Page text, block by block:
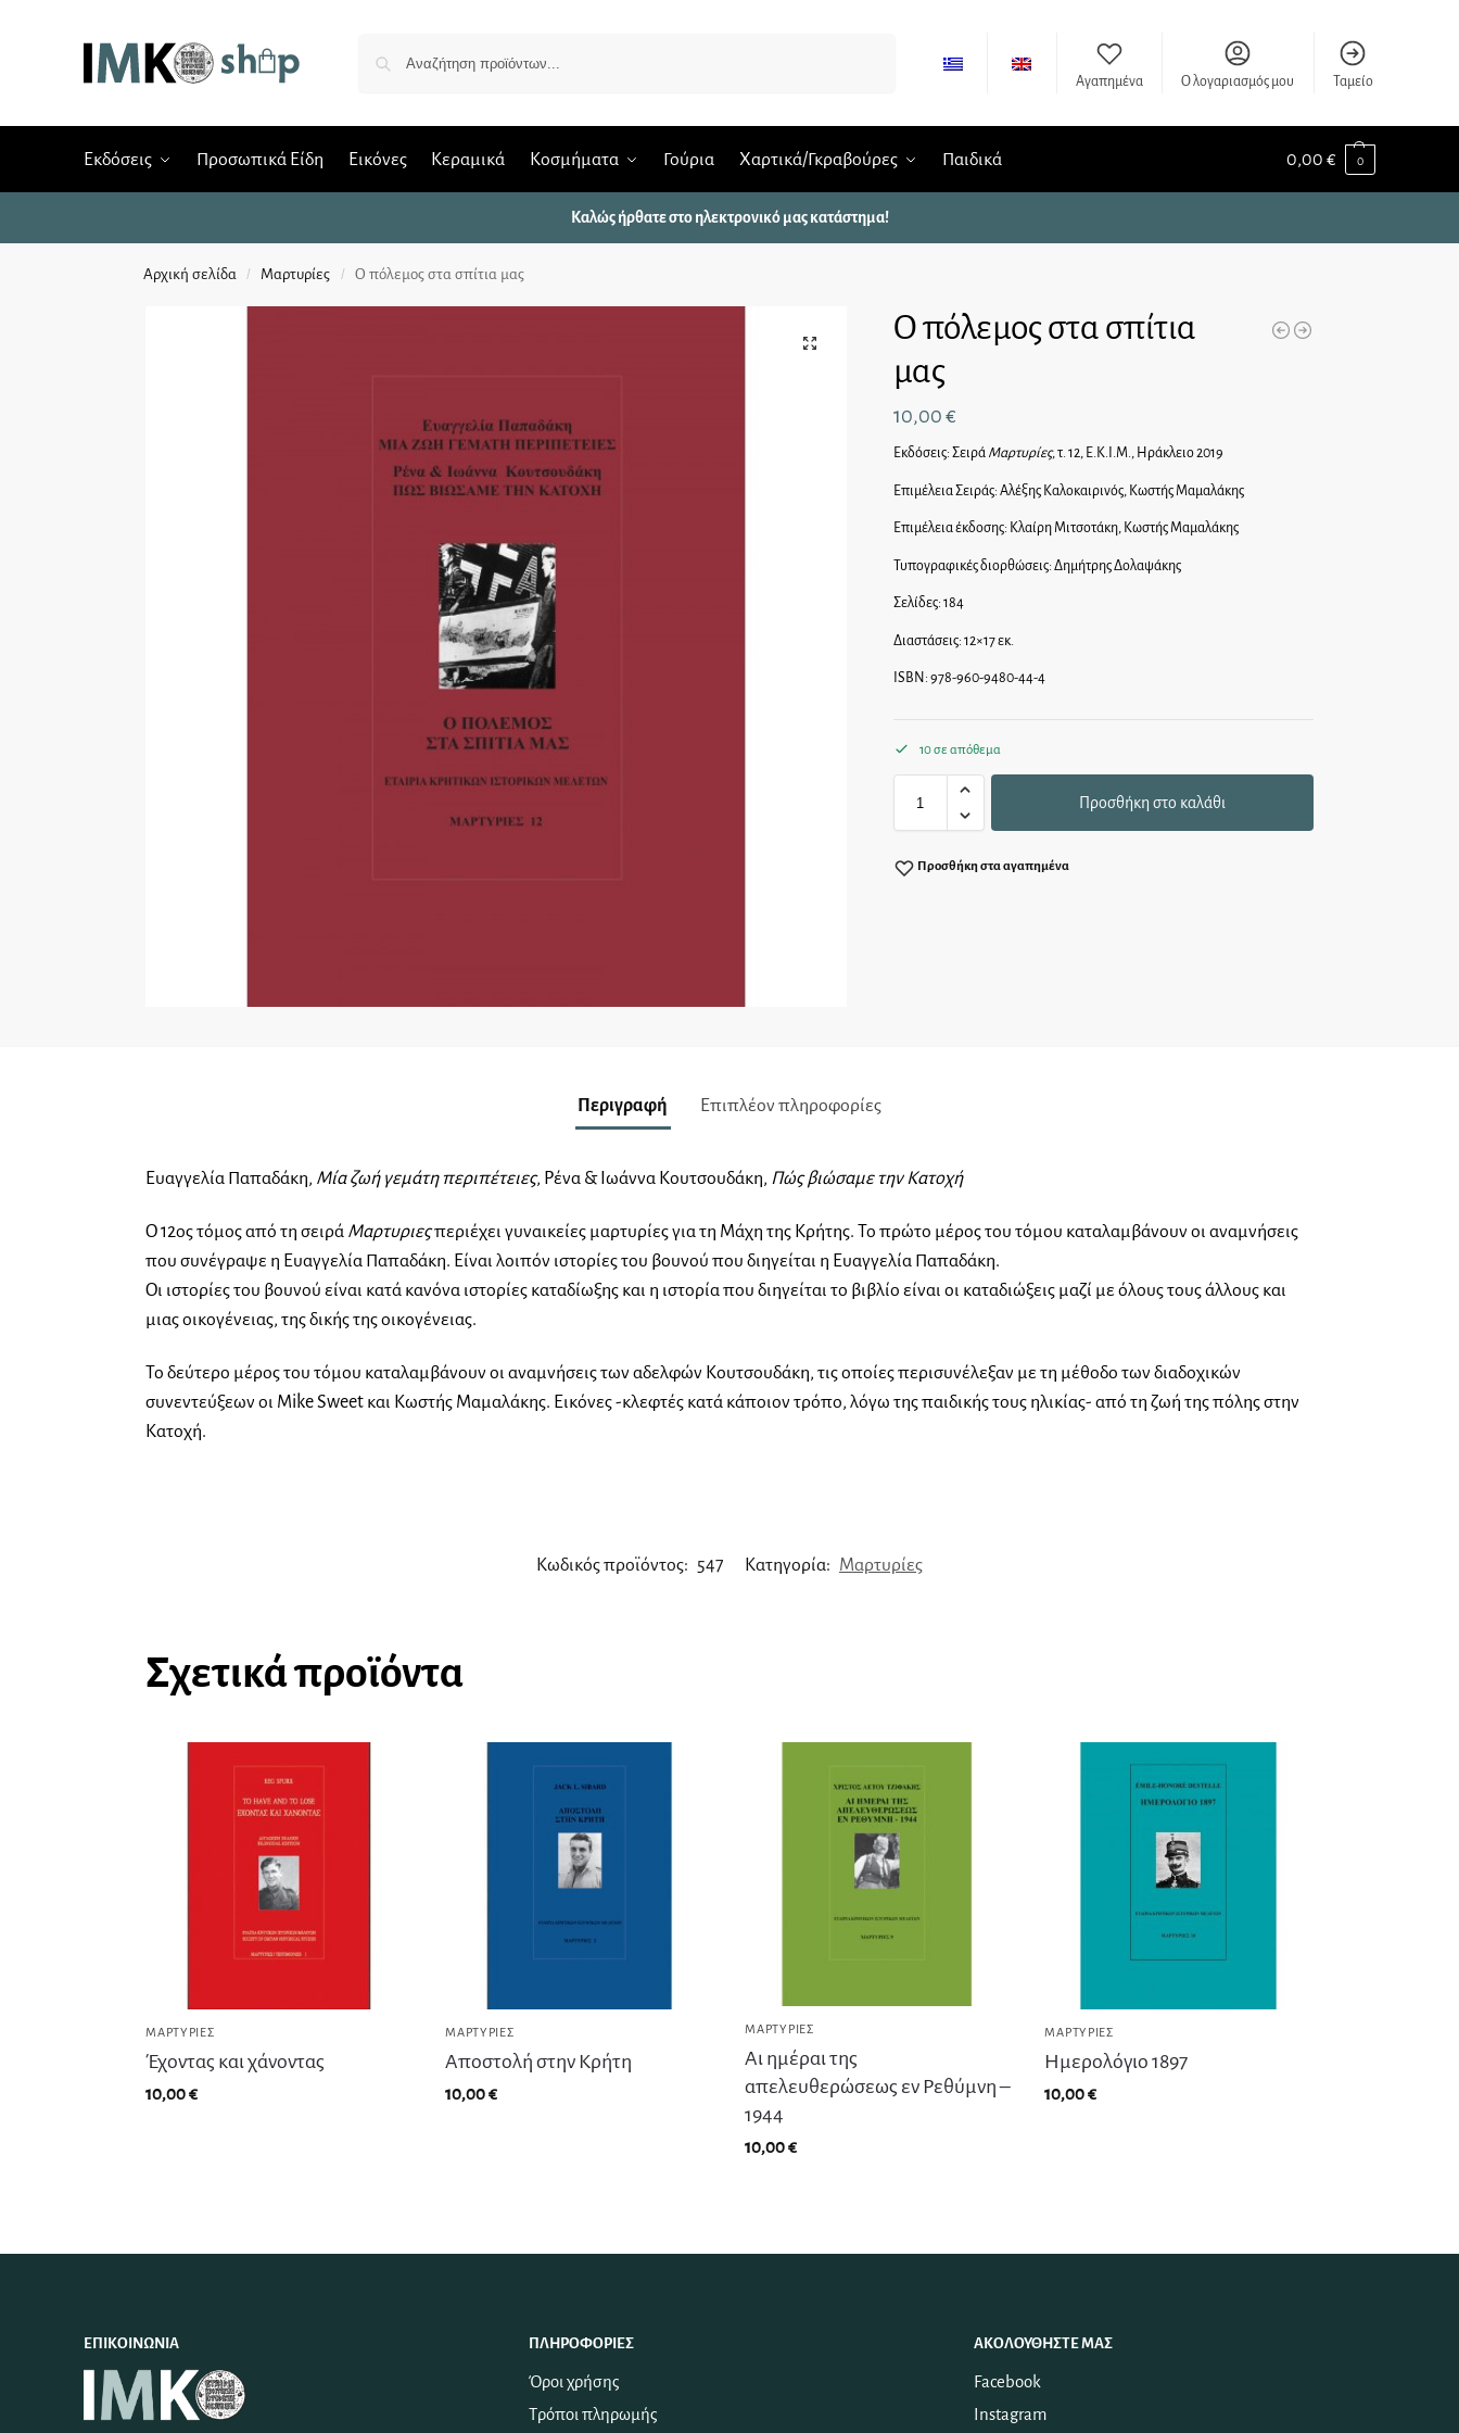
Αγαπημένα Ο λογαριασμός μου Ταμείο
Εκδόσεις Προσωπικά Είδη Εικόνες Κεραμικά Κοσμήματα Γούρια Χαρτικά/Γκραβούρες Παιδικά 0,00 € 0
Καλώς ήρθατε στο ηλεκτρονικό μας κατάστημα!
Αρχική σελίδα / Μαρτυρίες / Ο πόλεμος στα σπίτια μας
Ο πόλεμος στα σπίτια
μας
10,00 €
Εκδόσεις: Σειρά Μαρτυρίες, τ. 12, Ε.Κ.Ι.Μ., Ηράκλειο 2019
Επιμέλεια Σειράς: Αλέξης Καλοκαιρινός, Κωστής Μαμαλάκης
Επιμέλεια έκδοσης: Κλαίρη Μιτσοτάκη, Κωστής Μαμαλάκης
Τυπογραφικές διορθώσεις: Δημήτρης Δολαψάκης
Σελίδες: 184
Διαστάσεις: 12×17 εκ.
ISBN: 978-960-9480-44-4
10 σε απόθεμα
Προσθήκη στο καλάθι
Προσθήκη στα αγαπημένα
Περιγραφή Επιπλέον πληροφορίες
Ευαγγελία Παπαδάκη, Μία ζωή γεμάτη περιπέτειες, Ρένα & Ιωάννα Κουτσουδάκη, Πώς βιώσαμε την Κατοχή
Ο 12ος τόμος από τη σειρά Μαρτυριεςπεριέχει γυναικείες μαρτυρίες για τη Μάχη της Κρήτης. Το πρώτο μέρος του τόμου καταλαμβάνουν οι αναμνήσεις
που συνέγραψε η Ευαγγελία Παπαδάκη. Είναι λοιπόν ιστορίες του βουνού που διηγείται η Ευαγγελία Παπαδάκη.
Οι ιστορίες του βουνού είναι κατά κανόνα ιστορίες καταδίωξης και η ιστορία που διηγείται το βιβλίο είναι οι καταδιώξεις μαζί με όλους τους άλλους και
μιας οικογένειας, της δικής της οικογένειας.
Το δεύτερο μέρος του τόμου καταλαμβάνουν οι αναμνήσεις των αδελφών Κουτσουδάκη, τις οποίες περισυνέλεξαν με τη μέθοδο των διαδοχικών
συνεντεύξεων οι Mike Sweet και Κωστής Μαμαλάκης. Εικόνες -κλεφτές κατά κάποιον τρόπο, λόγω της παιδικής τους ηλικίας- από τη ζωή της πόλης στην
Κατοχή.
Κωδικός προϊόντος: 547 Κατηγορία: Μαρτυρίες
Σχετικά προϊόντα
ΜΑΡΤΥΡΊΕΣ
Έχοντας και χάνοντας
10,00€
ΜΑΡΤΥΡΊΕΣ
Αποστολή στην Κρήτη
10,00€
ΜΑΡΤΥΡΊΕΣ
Αι ημέραι της
απελευθερώσεως εν Ρεθύμνη –
1944
10,00€
ΜΑΡΤΥΡΊΕΣ
Ημερολόγιο 1897
10,00€
ΕΠΙΚΟΙΝΩΝΊΑ ΠΛΗΡΟΦΟΡΊΕΣ
Όροι χρήσης
Τρόποι πληρωμής
ΑΚΟΛΟΥΘΉΣΤΕ ΜΑΣ
Facebook
Instagram